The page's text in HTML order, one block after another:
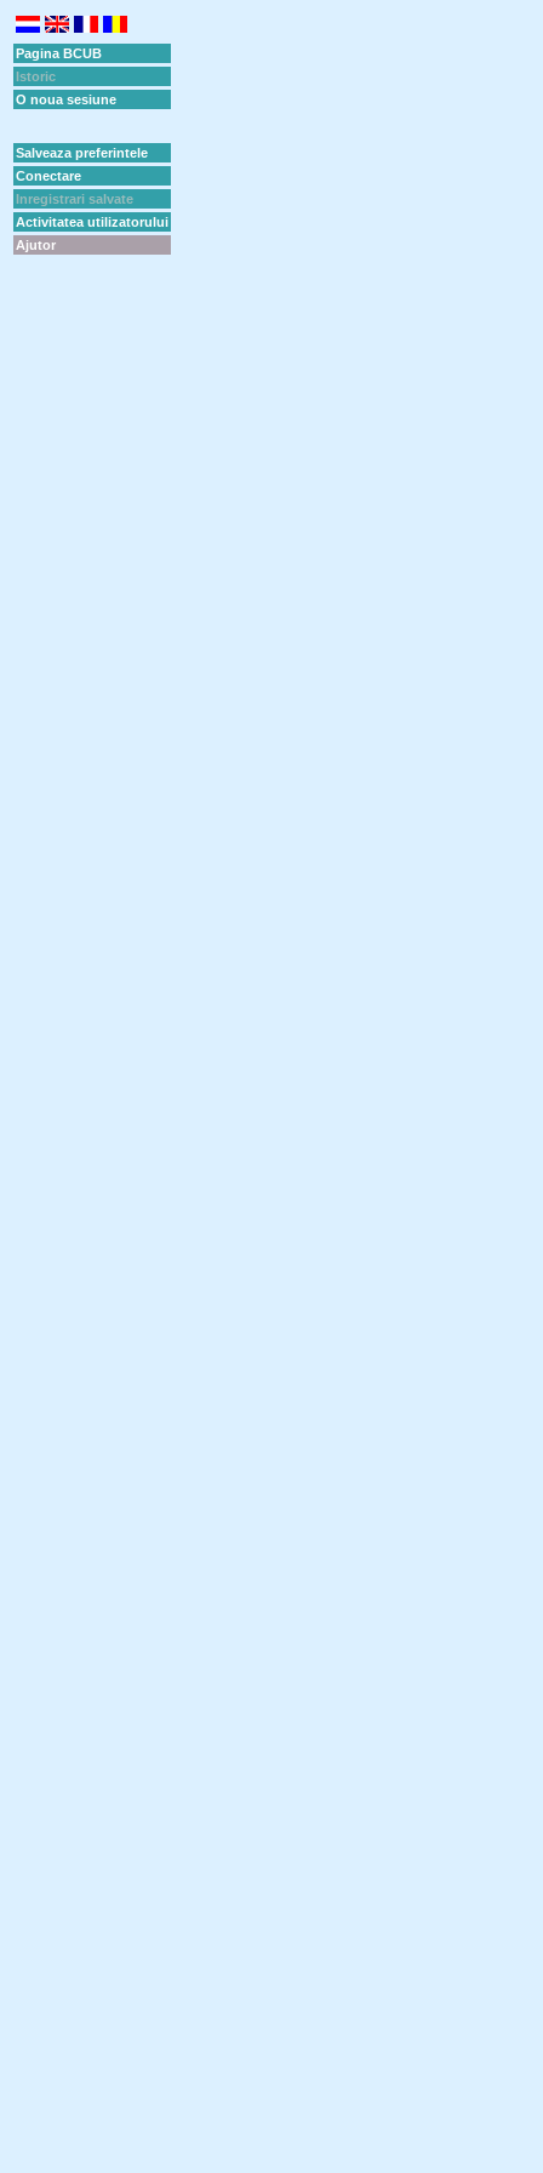
Pagina BCUB
Istoric
O noua sesiune
Salveaza preferintele
Conectare
Inregistrari salvate
Activitatea utilizatorului
Ajutor